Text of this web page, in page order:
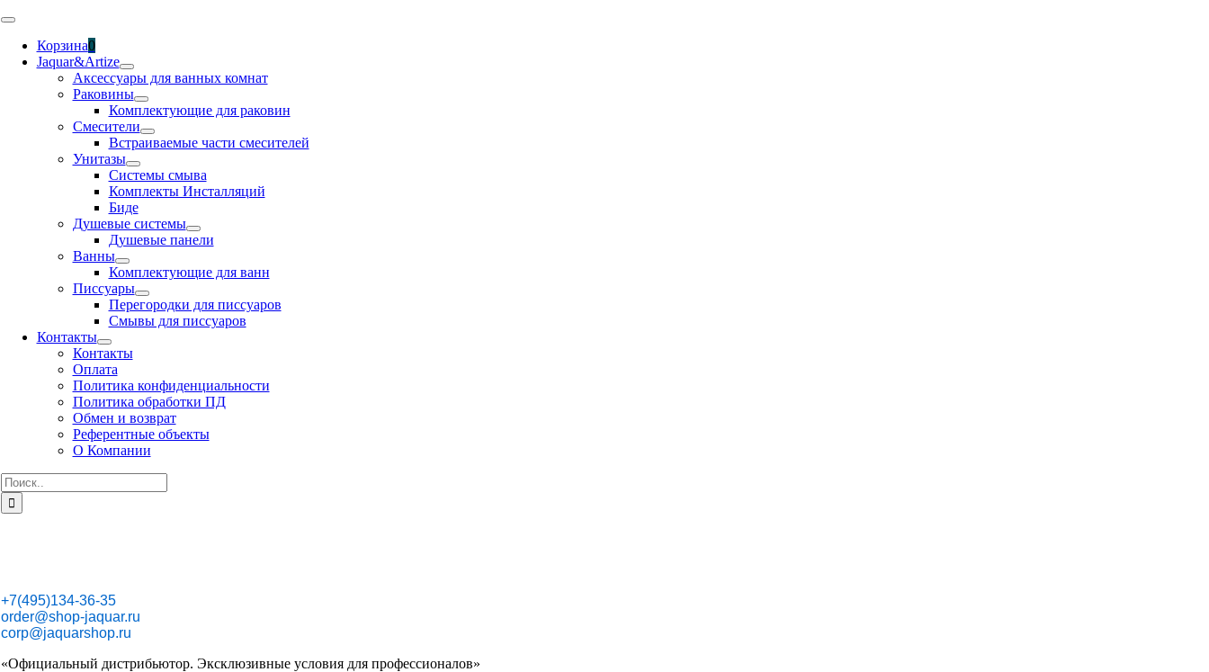
Skip
content
Toggle
NavigationКорзина0
Jaquar&Artize
Аксессуары для ванных комнат
Раковины
Комплектующие для раковин
Смесители
Встраиваемые части смесителей
Унитазы
Системы смыва
Комплекты Инсталляций
Биде
Душевые системы
Душевые панели
Ванны
Комплектующие для ванн
Писсуары
Перегородки для писсуаров
Смывы для писсуаров
Контакты
Контакты
Оплата
Политика конфиденциальности
Политика обработки ПД
Обмен и возврат
Референтные объекты
О Компании
Результат
поиска:
+7(495)134-36-35
order@shop-jaquar.ru
corp@jaquarshop.ru
«Официальный дистрибьютор. Эксклюзивные условия для профессионалов»